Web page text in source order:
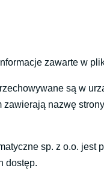
zawarte w
są w
nazwę
sp. z o.o.
dostęp.